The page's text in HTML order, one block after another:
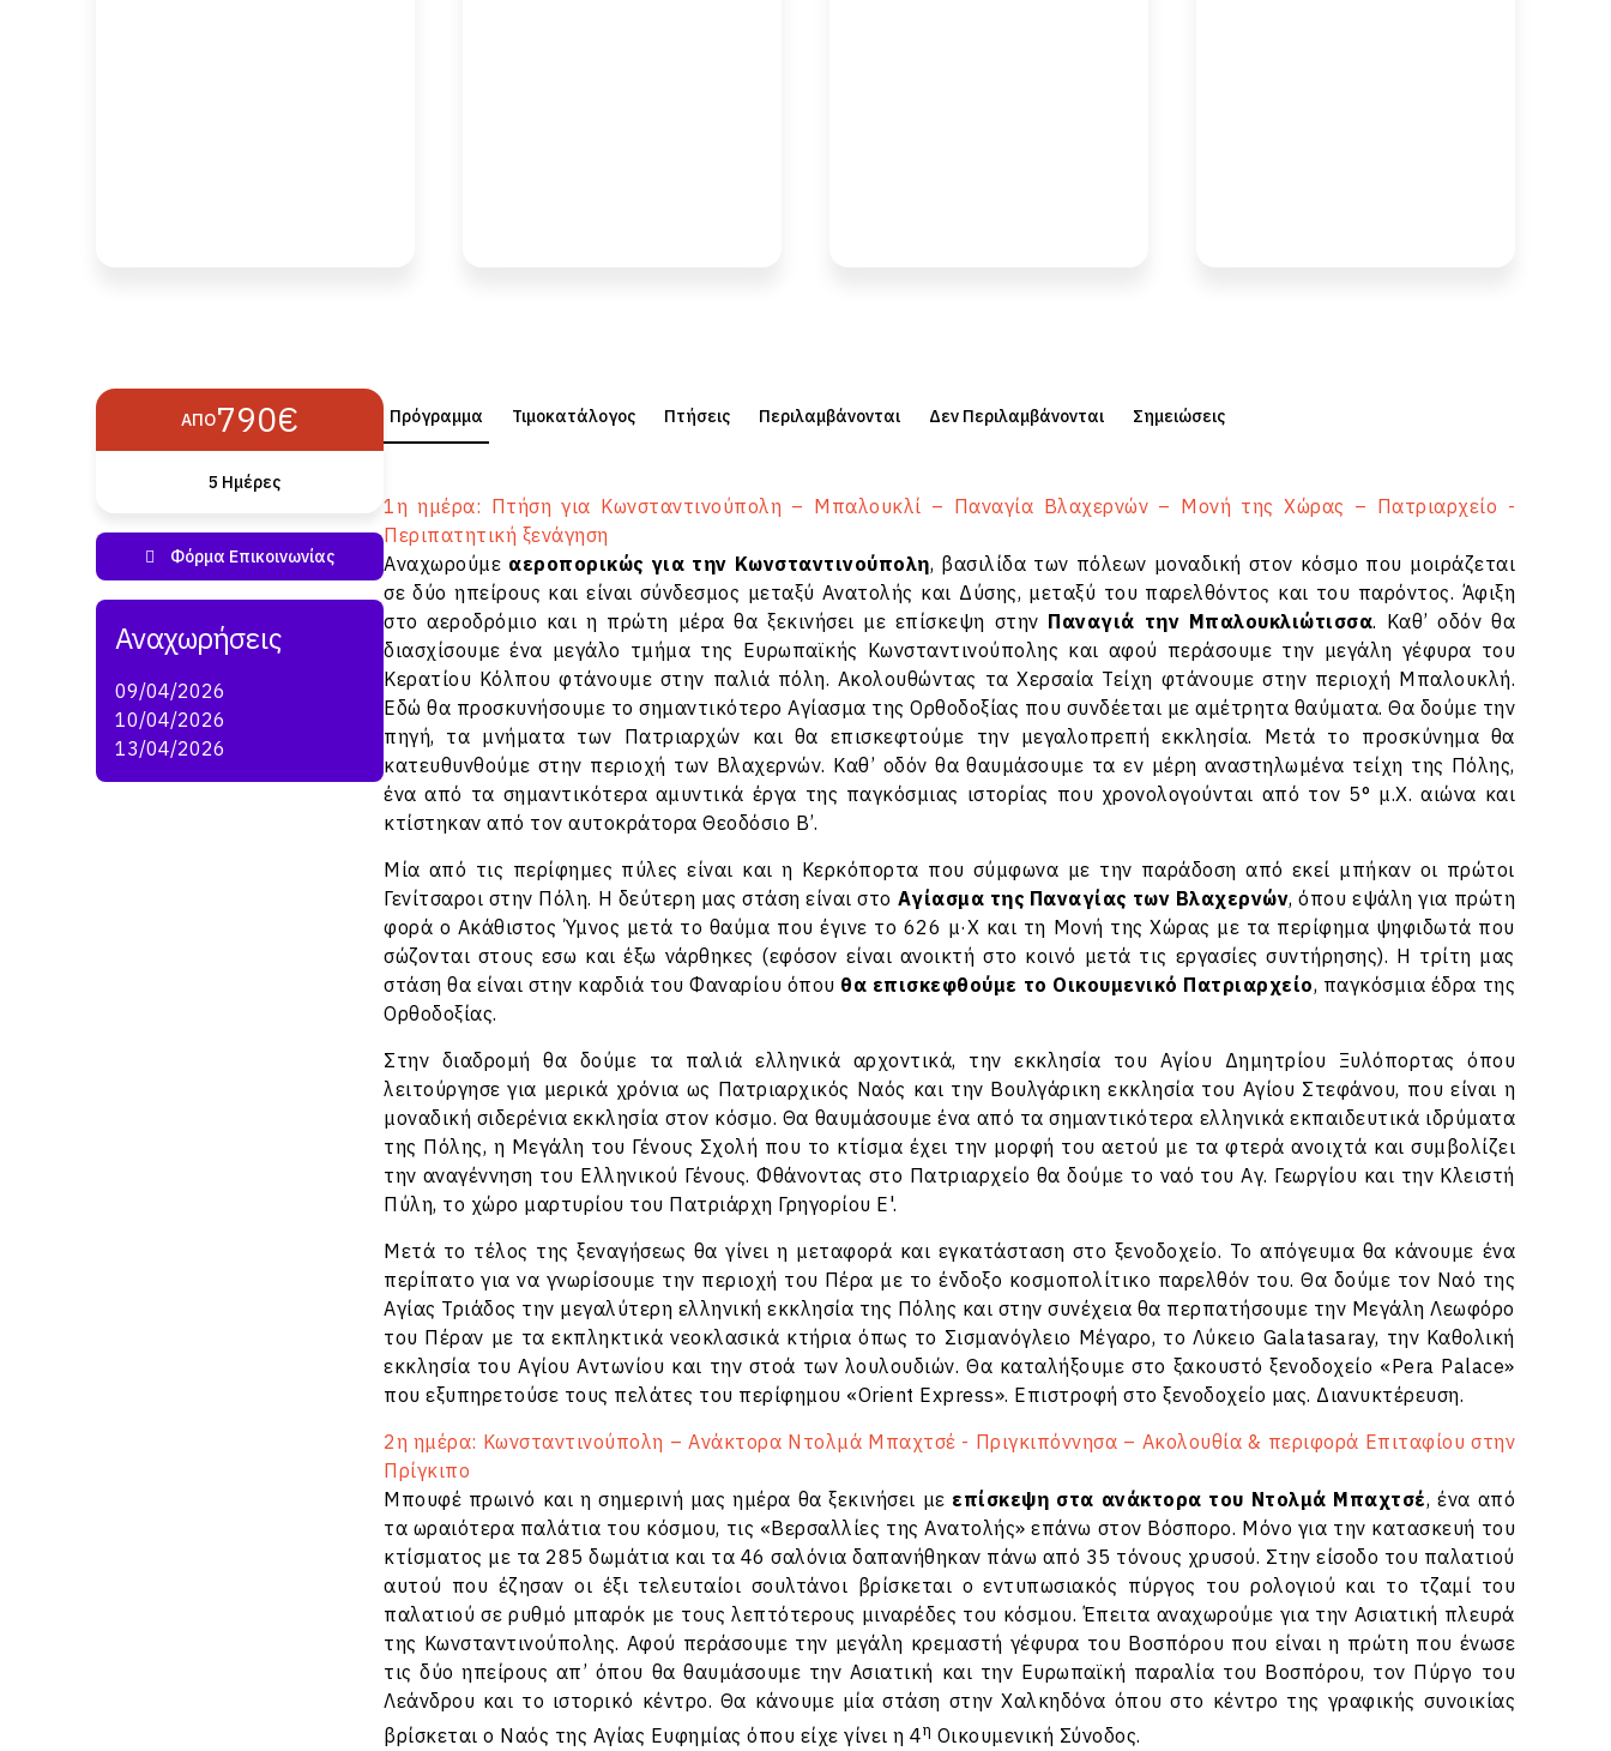
ΑΠΌ790€
5 Ημέρες
09/04/2026
10/04/2026
13/04/2026
Πρόγραμμα Τιμοκατάλογος Πτήσεις Περιλαμβάνονται Δεν Περιλαμβάνονται Σημειώσεις
1η ημέρα: Πτήση για Κωνσταντινούπολη – Μπαλουκλί – Παναγία Βλαχερνών – Μονή της Χώρας – Πατριαρχείο -
Περιπατητική ξενάγηση
Αναχωρούμε αεροπορικώς για την Κωνσταντινούπολη, βασιλίδα των πόλεων μοναδική στον κόσμο που μοιράζεται
σε δύο ηπείρους και είναι σύνδεσμος μεταξύ Ανατολής και Δύσης, μεταξύ του παρελθόντος και του παρόντος. Άφιξη
στο αεροδρόμιο και η πρώτη μέρα θα ξεκινήσει με επίσκεψη στην Παναγιά την Μπαλουκλιώτισσα. Καθ’ οδόν θα
διασχίσουμε ένα μεγάλο τμήμα της Ευρωπαϊκής Κωνσταντινούπολης και αφού περάσουμε την μεγάλη γέφυρα του
Κερατίου Κόλπου φτάνουμε στην παλιά πόλη. Ακολουθώντας τα Χερσαία Τείχη φτάνουμε στην περιοχή Μπαλουκλή.
Εδώ θα προσκυνήσουμε το σημαντικότερο Αγίασμα της Ορθοδοξίας που συνδέεται με αμέτρητα θαύματα. Θα δούμε την
πηγή, τα μνήματα των Πατριαρχών και θα επισκεφτούμε την μεγαλοπρεπή εκκλησία. Μετά το προσκύνημα θα
κατευθυνθούμε στην περιοχή των Βλαχερνών. Καθ’ οδόν θα θαυμάσουμε τα εν μέρη αναστηλωμένα τείχη της Πόλης,
ένα από τα σημαντικότερα αμυντικά έργα της παγκόσμιας ιστορίας που χρονολογούνται από τον 5° μ.Χ. αιώνα και
κτίστηκαν από τον αυτοκράτορα Θεοδόσιο Β’.
Μία από τις περίφημες πύλες είναι και η Κερκόπορτα που σύμφωνα με την παράδοση από εκεί μπήκαν οι πρώτοι
Γενίτσαροι στην Πόλη. Η δεύτερη μας στάση είναι στο Αγίασμα της Παναγίας των Βλαχερνών, όπου εψάλη για πρώτη
φορά ο Ακάθιστος Ύμνος μετά το θαύμα που έγινε το 626 μ·Χ και τη Μονή της Χώρας με τα περίφημα ψηφιδωτά που
σώζονται στους εσω και έξω νάρθηκες (εφόσον είναι ανοικτή στο κοινό μετά τις εργασίες συντήρησης). Η τρίτη μας
στάση θα είναι στην καρδιά του Φαναρίου όπου θα επισκεφθούμε το Οικουμενικό Πατριαρχείο, παγκόσμια έδρα της
Ορθοδοξίας.
Στην διαδρομή θα δούμε τα παλιά ελληνικά αρχοντικά, την εκκλησία του Αγίου Δημητρίου Ξυλόπορτας όπου
λειτούργησε για μερικά χρόνια ως Πατριαρχικός Ναός και την Βουλγάρικη εκκλησία του Αγίου Στεφάνου, που είναι η
μοναδική σιδερένια εκκλησία στον κόσμο. Θα θαυμάσουμε ένα από τα σημαντικότερα ελληνικά εκπαιδευτικά ιδρύματα
της Πόλης, η Μεγάλη του Γένους Σχολή που το κτίσμα έχει την μορφή του αετού με τα φτερά ανοιχτά και συμβολίζει
την αναγέννηση του Ελληνικού Γένους. Φθάνοντας στο Πατριαρχείο θα δούμε το ναό του Αγ. Γεωργίου και την Κλειστή
Πύλη, το χώρο μαρτυρίου του Πατριάρχη Γρηγορίου Ε'.
Μετά το τέλος της ξεναγήσεως θα γίνει η μεταφορά και εγκατάσταση στο ξενοδοχείο. Το απόγευμα θα κάνουμε ένα
περίπατο για να γνωρίσουμε την περιοχή του Πέρα με το ένδοξο κοσμοπολίτικο παρελθόν του. Θα δούμε τον Ναό της
Αγίας Τριάδος την μεγαλύτερη ελληνική εκκλησία της Πόλης και στην συνέχεια θα περπατήσουμε την Μεγάλη Λεωφόρο
του Πέραν με τα εκπληκτικά νεοκλασικά κτήρια όπως το Σισμανόγλειο Μέγαρο, το Λύκειο Galatasaray, την Καθολική
εκκλησία του Αγίου Αντωνίου και την στοά των λουλουδιών. Θα καταλήξουμε στο ξακουστό ξενοδοχείο «Pera Palace»
που εξυπηρετούσε τους πελάτες του περίφημου «Orient Express». Επιστροφή στο ξενοδοχείο μας. Διανυκτέρευση.
2η ημέρα: Κωνσταντινούπολη – Aνάκτορα Ντολμά Μπαχτσέ - Πριγκιπόννησα – Ακολουθία & περιφορά Επιταφίου στην
Πρίγκιπο
Μπουφέ πρωινό και η σημερινή μας ημέρα θα ξεκινήσει με επίσκεψη στα ανάκτορα του Ντολμά Μπαχτσέ, ένα από
τα ωραιότερα παλάτια του κόσμου, τις «Βερσαλλίες της Ανατολής» επάνω στον Βόσπορο. Μόνο για την κατασκευή του
κτίσματος με τα 285 δωμάτια και τα 46 σαλόνια δαπανήθηκαν πάνω από 35 τόνους χρυσού. Στην είσοδο του παλατιού
αυτού που έζησαν οι έξι τελευταίοι σουλτάνοι βρίσκεται ο εντυπωσιακός πύργος του ρολογιού και το τζαμί του
παλατιού σε ρυθμό μπαρόκ με τους λεπτότερους μιναρέδες του κόσμου. Έπειτα αναχωρούμε για την Ασιατική πλευρά
της Κωνσταντινούπολης. Αφού περάσουμε την μεγάλη κρεμαστή γέφυρα του Βοσπόρου που είναι η πρώτη που ένωσε
τις δύο ηπείρους απ’ όπου θα θαυμάσουμε την Ασιατική και την Ευρωπαϊκή παραλία του Βοσπόρου, τον Πύργο του
Λεάνδρου και το ιστορικό κέντρο. Θα κάνουμε μία στάση στην Χαλκηδόνα όπου στο κέντρο της γραφικής συνοικίας
βρίσκεται ο Ναός της Αγίας Ευφημίας όπου είχε γίνει η 4η Οικουμενική Σύνοδος.